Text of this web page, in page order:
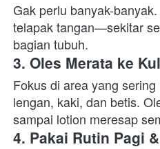
Gak perlu banyak-
telapak tangan—sekitar
bagian tubuh.
3. Oles Merata ke
Fokus di area yang
lengan, kaki, dan betis.
sampai lotion meresap
4. Pakai Rutin Pagi